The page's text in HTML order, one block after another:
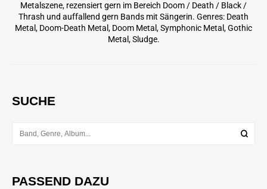
Metalszene, rezensiert gern im Bereich Doom / Death / Black /
Thrash und auffallend gern Bands mit Sängerin. Genres: Death
Metal, Doom-Death Metal, Doom Metal, Symphonic Metal, Gothic
Metal, Sludge.
SUCHE
PASSEND DAZU